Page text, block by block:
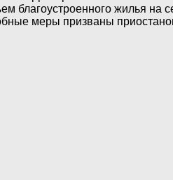
благоустроенного жилья на
меры призваны